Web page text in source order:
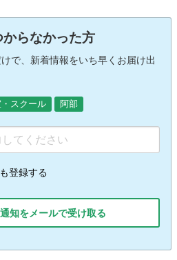
らなかった方
で、新着情報をいち早くお届け出
スクール 阿部
登録する
知をメールで受け取る